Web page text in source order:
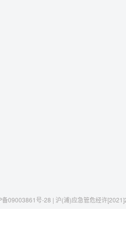
09003861号-28 | 沪(浦)应急管危经许